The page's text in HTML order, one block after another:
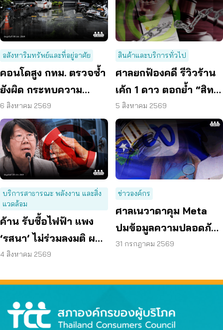
อสังหาริมทรัพย์และที่อยู่อาศัย
คอนโดสูง กทม. ตรวจซ้ำ
ยังผิด กระทบความ
ปลอดภัย
6 สิงหาคม 2569
สินค้าและบริการทั่วไป
ศาลยกฟ้องคดี รีวิวร้าน
เค้ก 1 ดาว ตอกย้ำ “สิทธิ
ผู้บริโภค” แสดงความคิด
เห็นโดยสุจริต
5 สิงหาคม 2569
บริการสาธารณะ พลังงาน และสิ่ง
แวดล้อม
ค้าน รับซื้อไฟฟ้า แพง
‘รสนา’ ไม่ร่วมลงมติ ผลัก
ผู้บริโภค “แบก”
4 สิงหาคม 2569
ข่าวองค์กร
ศาลเนวาดาคุม Meta
ปมข้อมูลความปลอดภัย
ต่อเด็กบนเมสเซนเจอร์
31 กรกฎาคม 2569